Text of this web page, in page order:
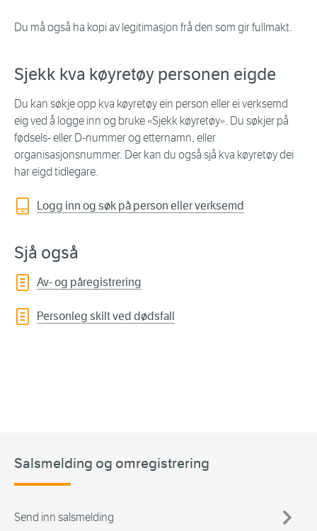
Du må også ha kopi av legitimasjon frå den som gir fullmakt.
Sjekk kva køyretøy personen eigde
Du kan søkje opp kva køyretøy ein person eller ei verksemd
eig ved å logge inn og bruke «Sjekk køyretøy». Du søkjer på
fødsels- eller D-nummer og etternamn, eller
organisasjonsnummer. Der kan du også sjå kva køyretøy dei
har eigd tidlegare.
Logg inn og søk på person eller verksemd
Sjå også
Av- og påregistrering
Personleg skilt ved dødsfall
Salsmelding og omregistrering
Send inn salsmelding